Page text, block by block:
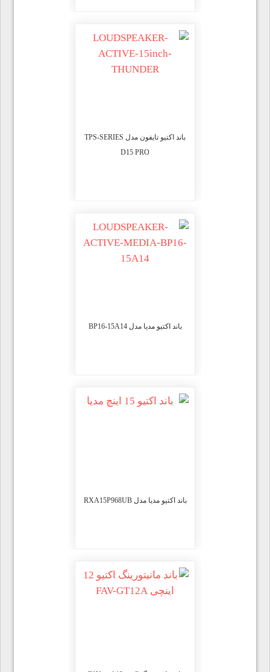
باند اکتیو تایفون مدل TPS-SERIES
D15 PRO
باند اکتیو مدیا مدل BP16-15A14
باند اکتیو مدیا مدل RXA15P968UB